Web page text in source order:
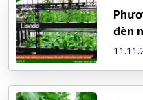
đèn
bản